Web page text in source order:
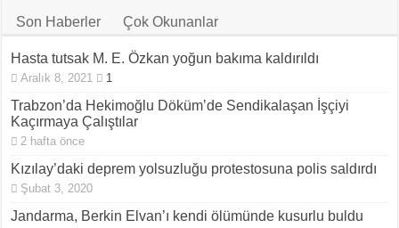
Son Haberler Çok Okunanlar
Hasta tutsak M. E. Özkan yoğun bakıma kaldırıldı
Aralık 8, 2021 1
Trabzon’da Hekimoğlu Döküm’de Sendikalaşan İşçiyi
Kaçırmaya Çalıştılar
2 hafta önce
Kızılay’daki deprem yolsuzluğu protestosuna polis saldırdı
Şubat 3, 2020
Jandarma, Berkin Elvan’ı kendi ölümünde kusurlu buldu